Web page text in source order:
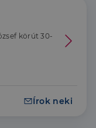
körút 30-
Írok neki